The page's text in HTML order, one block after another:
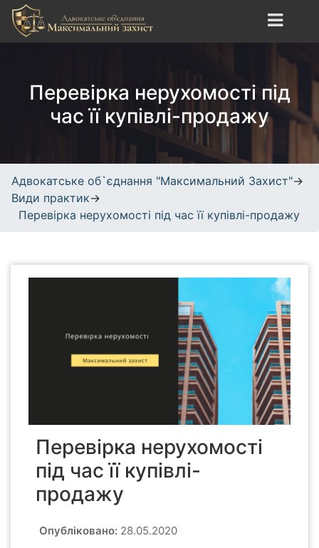
i
t
послуги, кримінальне,
трудове, спортивне право.
Перевірка нерухомості під
час її купівлі-продажу
Адвокатське об`єднання "Максимальний Захист"→
Види практик→
Перевірка нерухомості під час її купівлі-продажу
Перевірка нерухомості
під час її купівлі-
продажу
Опубліковано: 28.05.2020